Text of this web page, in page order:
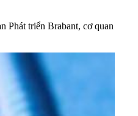
Phát triển Brabant, cơ quan